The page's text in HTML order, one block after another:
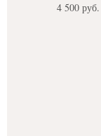
4 500